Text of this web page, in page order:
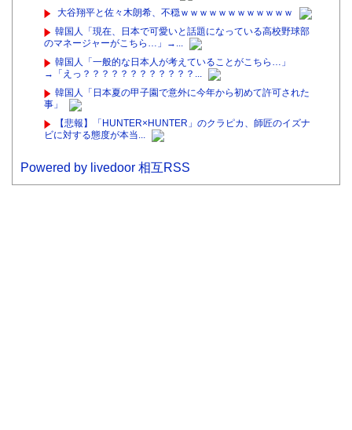
大谷翔平と佐々木朗希、不穏ｗｗｗｗｗｗｗｗｗｗｗｗ
韓国人「現在、日本で可愛いと話題になっている高校野球部
のマネージャーがこちら…」→...
韓国人「一般的な日本人が考えていることがこちら…」
→「えっ？？？？？？？？？？？？...
韓国人「日本夏の甲子園で意外に今年から初めて許可された
事」
【悲報】「HUNTER×HUNTER」のクラピカ、師匠のイズナ
ビに対する態度が本当...
Powered by livedoor 相互RSS